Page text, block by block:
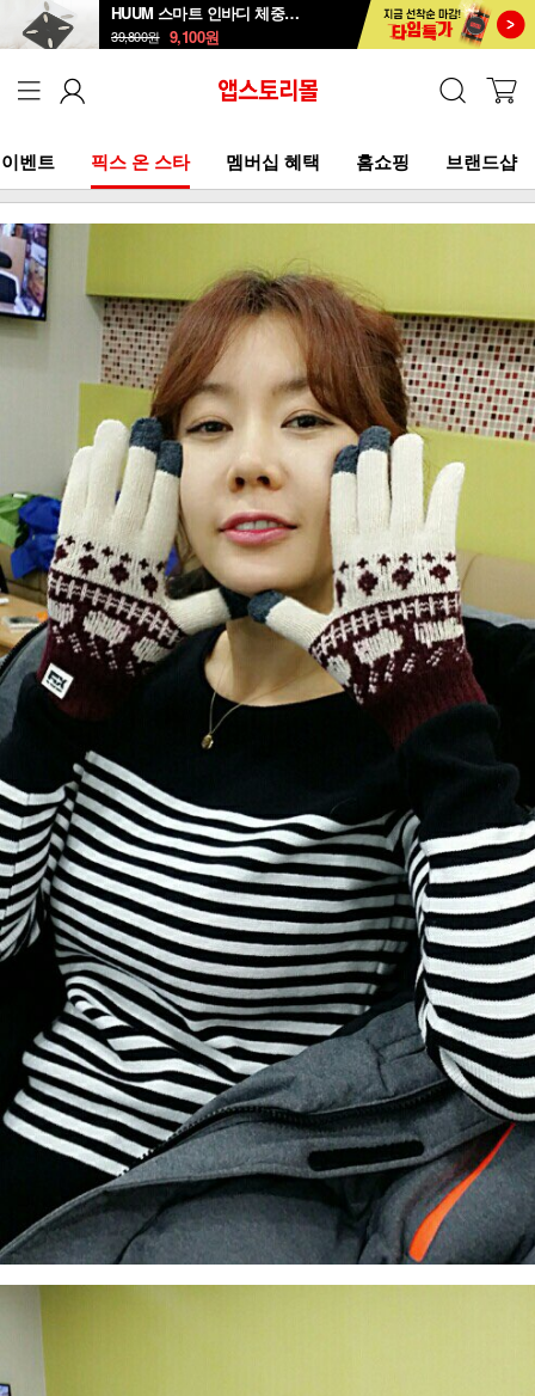
HUUM 스마트 인바디 체중계 SB-108B
39,800원 9,100원
이벤트 픽스 온 스타 멤버십 혜택 홈쇼핑 브랜드샵